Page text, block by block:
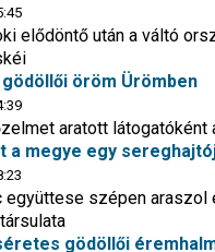
elődöntő után a váltó
öröm Ürömben
aratott látogatóként
a megye egy
együttese szépen
gödöllői